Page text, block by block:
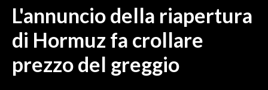
ITALIA
MONDO
L'annuncio della riapertura
di Hormuz fa crollare
prezzo del greggio